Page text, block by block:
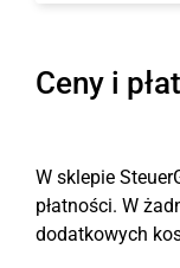
Ceny i
W sklepie
płatności. W
dodatkowych